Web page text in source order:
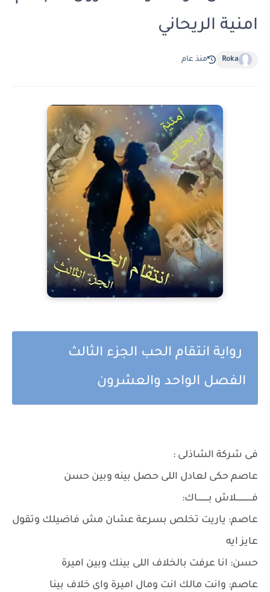
امنية الريحاني
Roka منذ عام
رواية انتقام الحب الجزء الثالث
الفصل الواحد والعشرون
فى شركة الشاذلى :
عاصم حكى لعادل اللى حصل بينه وبين حسن
فـــــــــــــلاش بـــــــــاك:
عاصم: ياريت تخلص بسرعة عشان مش فاضيلك وتقول
عايز ايه
حسن: انا عرفت بالخلاف اللى بينك وبين اميرة
عاصم: وانت مالك انت ومال اميرة واى خلاف بينا